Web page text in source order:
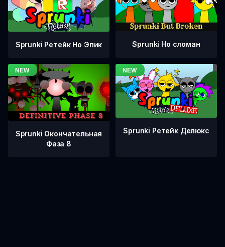
Sprunki Ретейк Но Эпик Sprunki Но сломан
Sprunki Окончательная
Фаза 8
Sprunki Ретейк Делюкс